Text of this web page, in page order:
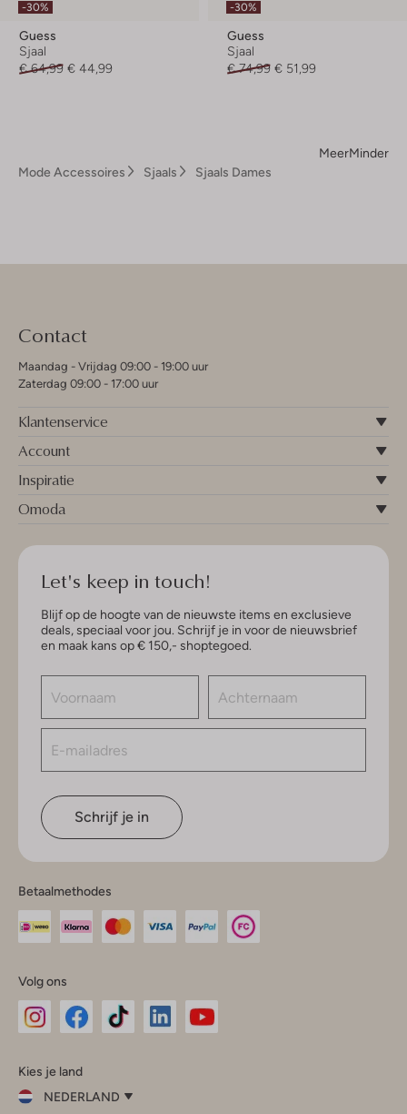
-30%
Guess
Sjaal
€ 64,99 € 44,99
-30%
Guess
Sjaal
€ 74,99 € 51,99
MeerMinder
Mode Accessoires
Sjaals Sjaals Dames
Contact
Maandag - Vrijdag 09:00 - 19:00 uur
Zaterdag 09:00 - 17:00 uur
Klantenservice
Account
Inspiratie
Omoda
Let's keep in touch!
Blijf op de hoogte van de nieuwste items en exclusieve
deals, speciaal voor jou. Schrijf je in voor de nieuwsbrief
en maak kans op € 150,- shoptegoed.
Schrijf je in
Betaalmethodes
Volg ons
InstagramFacebook
Kies je land
NEDERLAND